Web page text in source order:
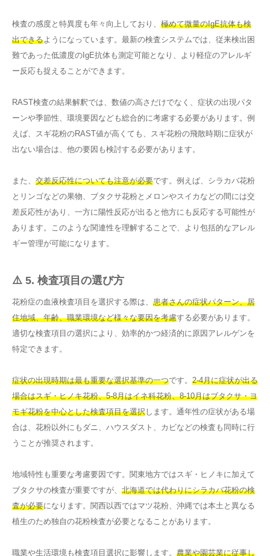
検査の感度と特異度も年々向上しており、 極めて微量のIgE抗体も検
出できるようになっています。最新の検査システムでは、従来検出困
難であった低濃度のIgE抗体も測定可能となり、より軽症のアレルギ
ー反応も捉えることができます。
RAST検査の結果解釈では、数値の高さだけでなく、症状の出現パタ
ーンや季節性、環境要因なども総合的に考慮する必要があります。例
えば、スギ花粉のRAST値が高くても、スギ花粉の飛散時期に症状が
出ない場合は、他の要因も検討する必要があります。
また、 交差反応性についても注意が必要です。例えば、シラカバ花粉
とリンゴなどの果物、ブタクサ花粉とメロンやスイカなどの間には交
差反応性があり、一方に陽性反応が出ると他方にも反応する可能性が
あります。このような関連性を理解することで、より包括的なアレル
ギー管理が可能になります。
⚠️ 5. 検査項目の選び方
花粉症の血液検査項目を選択する際は、 患者さんの症状パターン、居
住地域、年齢、職業環境など様々な要因を考慮する必要があります。
適切な検査項目の選択により、効率的かつ経済的に原因アレルゲンを
特定できます。
症状の出現時期は最も重要な選択基準の一つです。 2-4月に症状が出る
場合はスギ・ヒノキ花粉、5-8月はイネ科花粉、8-10月はブタクサ・ヨ
モギ花粉を中心とした検査項目を選択 します。通年性の症状がある場
合は、花粉以外にもダニ、ハウスダスト、カビなどの検査も同時に行
うことが推奨されます。
地域特性も重要な考慮要因です。関東地方ではスギ・ヒノキに加えて
ブタクサの検査が重要ですが、 北海道では代わりにシラカバ花粉の検
査が必要になります。関西以西ではマツ花粉、沖縄では本土と異なる
植生のため独自の花粉検査が必要となることがあります。
職業や生活環境も検査項目選択に影響します。 農業や園芸業に従事し